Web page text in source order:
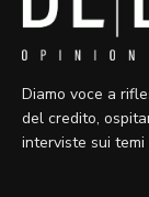
Diamo voce a
del credito,
interviste sui